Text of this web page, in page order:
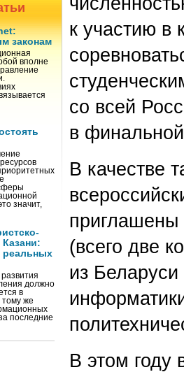
законам
вполне
значит,
реальных
должно
в
тому же
последние
к участию в
со всей
в
В качестве
приглашены
(всего две
из Беларуси
В этом году